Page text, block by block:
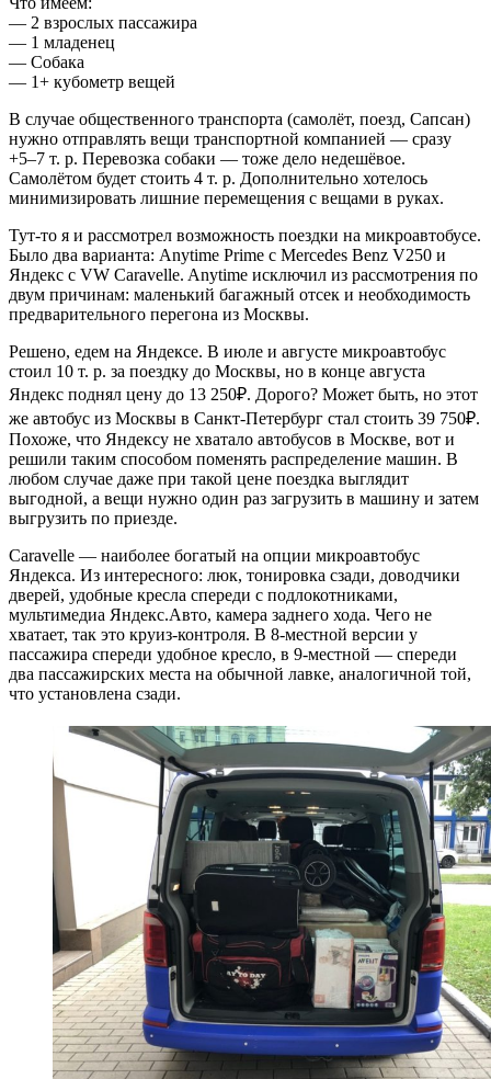
— 2 взрослых пассажира
— 1 младенец
— Собака
— 1+ кубометр вещей
В случае общественного транспорта (самолёт, поезд, Сапсан)
нужно отправлять вещи транспортной компанией — сразу
+5–7 т. р. Перевозка собаки — тоже дело недешёвое.
Самолётом будет стоить 4 т. р. Дополнительно хотелось
минимизировать лишние перемещения с вещами в руках.
Тут-то я и рассмотрел возможность поездки на микроавтобусе.
Было два варианта: Anytime Prime с Mercedes Benz V250 и
Яндекс с VW Caravelle. Anytime исключил из рассмотрения по
двум причинам: маленький багажный отсек и необходимость
предварительного перегона из Москвы.
Решено, едем на Яндексе. В июле и августе микроавтобус
стоил 10 т. р. за поездку до Москвы, но в конце августа
Яндекс поднял цену до 13 250₽. Дорого? Может быть, но этот
же автобус из Москвы в Санкт-Петербург стал стоить 39 750₽.
Похоже, что Яндексу не хватало автобусов в Москве, вот и
решили таким способом поменять распределение машин. В
любом случае даже при такой цене поездка выглядит
выгодной, а вещи нужно один раз загрузить в машину и затем
выгрузить по приезде.
Caravelle — наиболее богатый на опции микроавтобус
Яндекса. Из интересного: люк, тонировка сзади, доводчики
дверей, удобные кресла спереди с подлокотниками,
мультимедиа Яндекс.Авто, камера заднего хода. Чего не
хватает, так это круиз-контроля. В 8-местной версии у
пассажира спереди удобное кресло, в 9-местной — спереди
два пассажирских места на обычной лавке, аналогичной той,
что установлена сзади.